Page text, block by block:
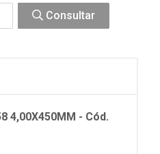
Consultar
4,00X450MM - Cód.